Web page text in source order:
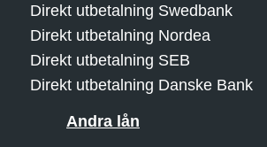
Direkt utbetalning Swedbank
Direkt utbetalning Nordea
Direkt utbetalning SEB
Direkt utbetalning Danske Bank
Andra lån